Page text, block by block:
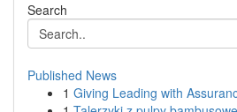
Search
Published News
1 Giving Leading with